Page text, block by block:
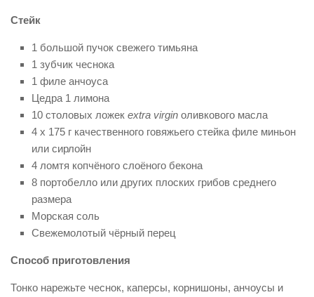
Стейк
1 большой пучок свежего тимьяна
1 зубчик чеснока
1 филе анчоуса
Цедра 1 лимона
10 столовых ложек extra virgin оливкового масла
4 x 175 г качественного говяжьего стейка филе миньон
или сирлойн
4 ломтя копчёного слоёного бекона
8 портобелло или других плоских грибов среднего
размера
Морская соль
Свежемолотый чёрный перец
Способ приготовления
Тонко нарежьте чеснок, каперсы, корнишоны, анчоусы и